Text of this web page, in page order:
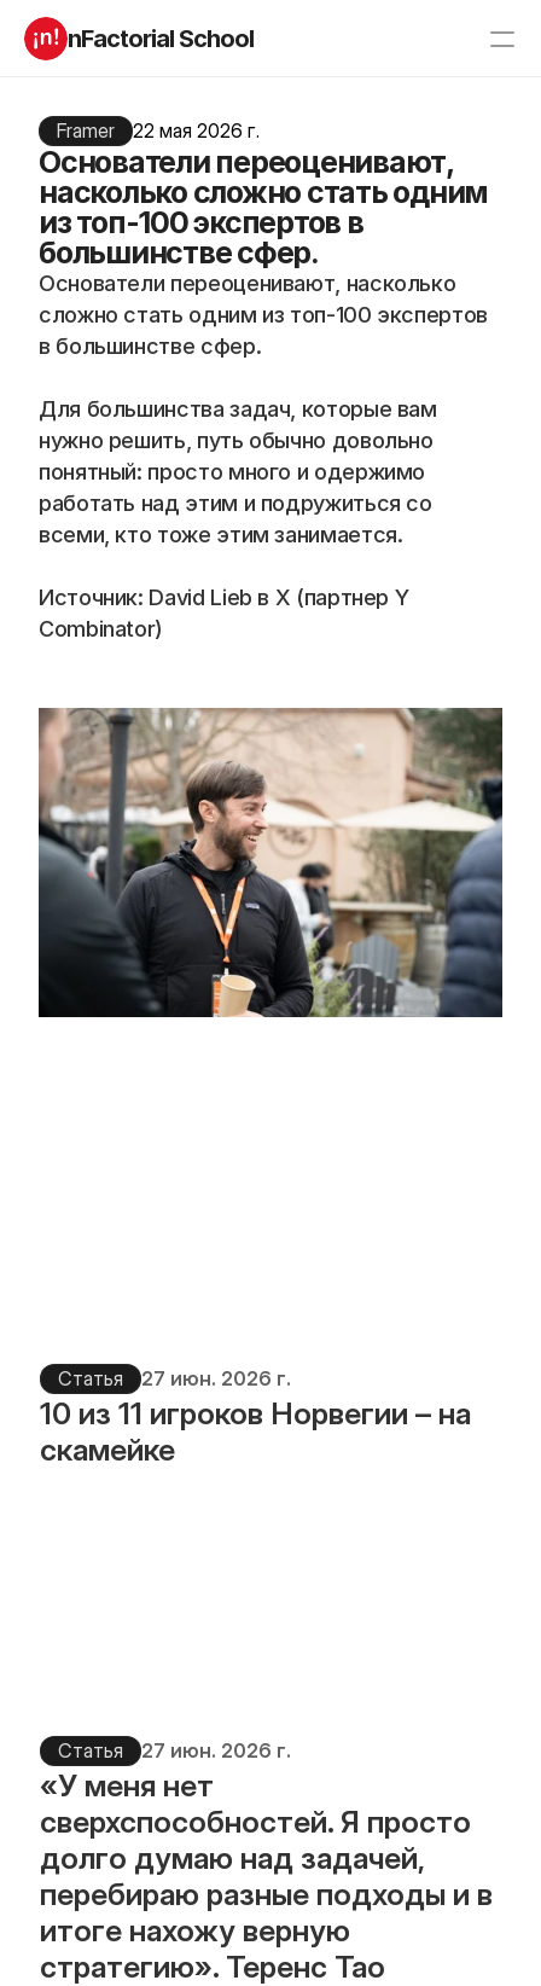
nFactorial School
О нас
Отзывы
Блог
Incubator 2026
Компаниям
Старт в ИТ
Андроид разработчик
Алгоритмы
Python-разработчик
Frontend на React
Product manager
Генеративный ИИ
Data Science c 0
RESOURCES
Blog
About
COMMUNITY
Join
Events
Framer 22 мая 2026 г.
Основатели переоценивают,
насколько сложно стать одним
из топ-100 экспертов в
большинстве сфер.
Основатели переоценивают, насколько
сложно стать одним из топ-100 экспертов
в большинстве сфер.
Для большинства задач, которые вам
нужно решить, путь обычно довольно
понятный: просто много и одержимо
работать над этим и подружиться со
всеми, кто тоже этим занимается.
Источник: David Lieb в Х (партнер Y
Combinator)
Статья 27 июн. 2026 г.
10 из 11 игроков Норвегии – на
скамейке
Статья 27 июн. 2026 г.
«У меня нет
сверхспособностей. Я просто
долго думаю над задачей,
перебираю разные подходы и в
итоге нахожу верную
стратегию». Теренс Тао